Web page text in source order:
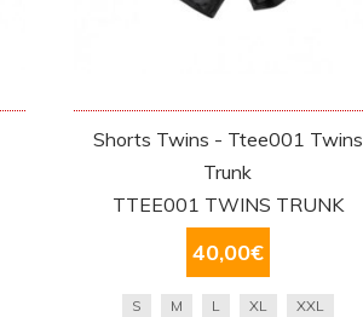
Shorts Twins - Ttee001 Twins
Trunk
TTEE001 TWINS TRUNK
40,00€
S M L XL XXL